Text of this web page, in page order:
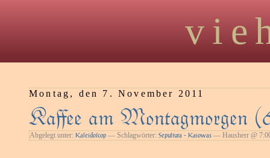
Montag, den 7. November 2011
Kaﬀee am Montagmorgen
Abgelegt unter: Kaleidoſcop — Schlagwörter: Sepultura - Kaiowas — Hausherr @